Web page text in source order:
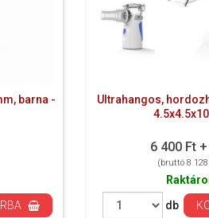
barna -
Ultrahangos,
6 400 Ft
(bruttó 8
db